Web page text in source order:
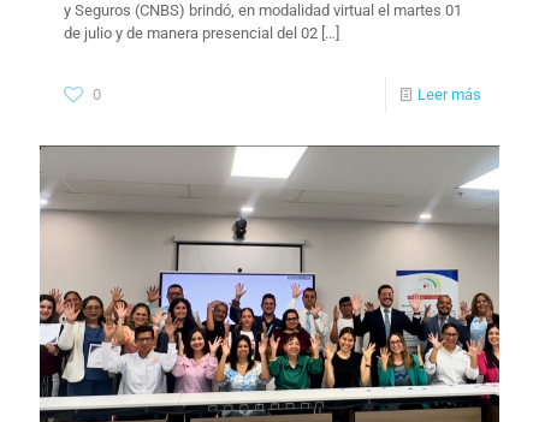
y Seguros (CNBS) brindó, en modalidad virtual el martes 01
de julio y de manera presencial del 02 […]
0 Leer más